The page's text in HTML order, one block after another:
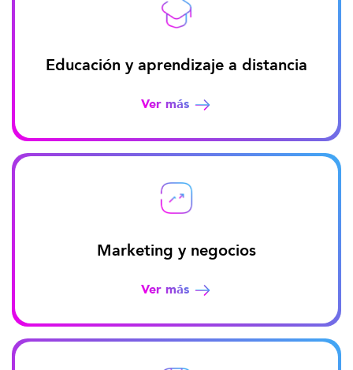
Educación y aprendizaje a distancia
Ver más
Marketing y negocios
Ver más